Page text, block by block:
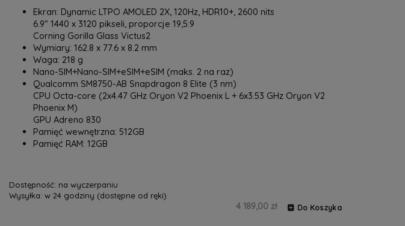
Ekran: Dynamic LTPO AMOLED 2X, 120Hz, HDR10+, 2600 nits
6.9" 1440 x 3120 pikseli, proporcje 19,5:9
Corning Gorilla Glass Victus2
Wymiary: 162.8 x 77.6 x 8.2 mm
Waga: 218 g
Nano-SIM+Nano-SIM+eSIM+eSIM (maks. 2 na raz)
Qualcomm SM8750-AB Snapdragon 8 Elite (3 nm)
CPU Octa-core (2x4.47 GHz Oryon V2 Phoenix L + 6x3.53 GHz Oryon V2
Phoenix M)
GPU Adreno 830
Pamięć wewnętrzna: 512GB
Pamięć RAM: 12GB
Dostępność: na wyczerpaniu
Wysyłka: w 24 godziny (dostępne od ręki)
4 189,00 zł Do Koszyka